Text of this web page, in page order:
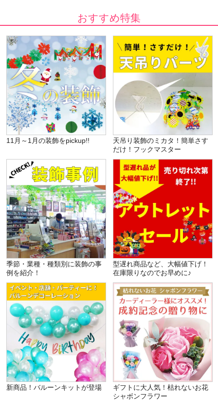
おすすめ特集
11月～1月の装飾をpickup!!
天吊り装飾のミカタ！簡単さす
だけ！フックマスター
季節・業種・種類別に装飾の事
例を紹介！
型遅れ商品など、大幅値下げ！
在庫限りなのでお早めに♪
新商品！バルーンキットが登場
ギフトに大人気！枯れないお花
シャボンフラワー